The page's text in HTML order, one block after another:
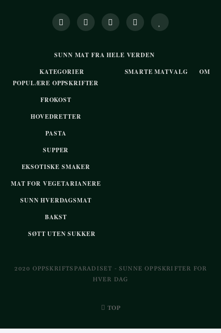
SUNN MAT FRA HELE VERDEN
KATEGORIER
POPULÆRE OPPSKRIFTER
FROKOST
HOVEDRETTER
PASTA
SUPPER
EKSOTISKE SMAKER
MAT FOR VEGETARIANERE
SUNN HVERDAGSMAT
BAKST
SØTT UTEN SUKKER
SMARTE MATVALG OM
2020 OPPSKRIFTSPARADISET - SUNNE OPPSKRIFTER FOR
HVER DAG
TOP